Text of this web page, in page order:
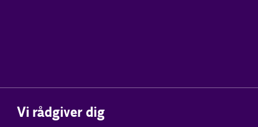
Vi rådgiver dig